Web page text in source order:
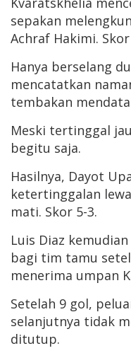
sepakan
Achraf Hakimi. Skor
Hanya berselang
mencatatkan
tembakan
Meski tertinggal
begitu saja.
Hasilnya, Dayot
ketertinggalan
mati. Skor 5-3.
Luis Diaz
bagi tim tamu
menerima umpan
Setelah 9 gol,
selanjutnya tidak
ditutup.